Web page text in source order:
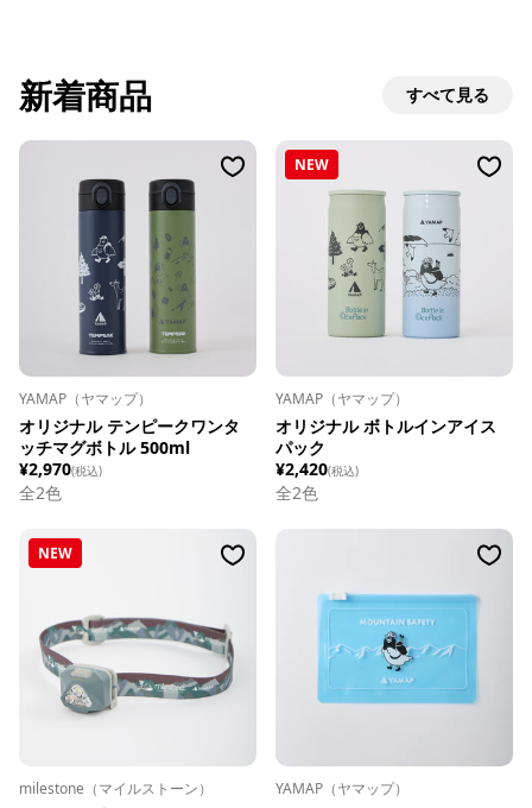
新着商品 すべて見る
YAMAP（ヤマップ）
オリジナル テンピークワンタ
ッチマグボトル 500ml
¥2,970(税込)
全2色
NEW
YAMAP（ヤマップ）
オリジナル ボトルインアイス
パック
¥2,420(税込)
全2色
NEW
milestone（マイルストーン） YAMAP（ヤマップ）